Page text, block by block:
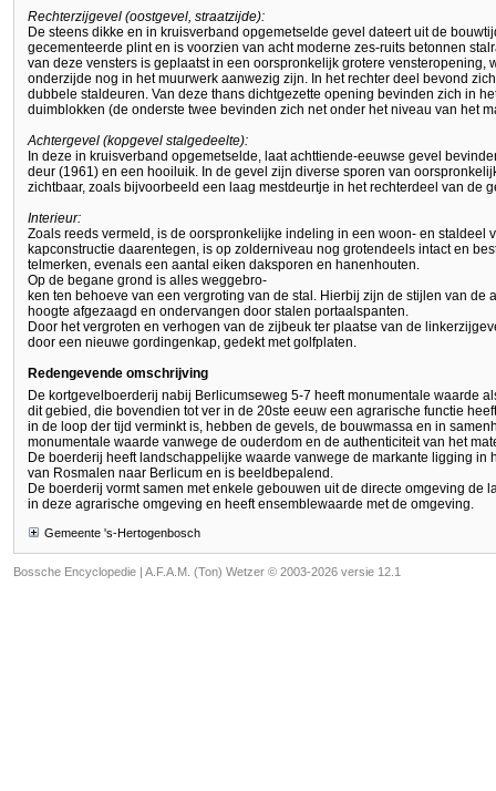
Rechterzijgevel (oostgevel, straatzijde):
De steens dikke en in kruisverband opgemetselde gevel dateert uit de
gecementeerde plint en is voorzien van acht moderne zes-ruits betonnen
van deze vensters is geplaatst in een oorspronkelijk grotere vensteropening,
onderzijde nog in het muurwerk aanwezig zijn. In het rechter deel bevond
dubbele staldeuren. Van deze thans dichtgezette opening bevinden zich in
duimblokken (de onderste twee bevinden zich net onder het niveau van het
Achtergevel (kopgevel stalgedeelte):
In deze in kruisverband opgemetselde, laat achttiende-eeuwse gevel
deur (1961) en een hooiluik. In de gevel zijn diverse sporen van
zichtbaar, zoals bijvoorbeeld een laag mestdeurtje in het rechterdeel van de
Interieur:
Zoals reeds vermeld, is de oorspronkelijke indeling in een woon- en staldeel
kapconstructie daarentegen, is op zolderniveau nog grotendeels intact en
telmerken, evenals een aantal eiken daksporen en hanenhouten.
Op de begane grond is alles weggebro-
ken ten behoeve van een vergroting van de stal. Hierbij zijn de stijlen van de
hoogte afgezaagd en ondervangen door stalen portaalspanten.
Door het vergroten en verhogen van de zijbeuk ter plaatse van de
door een nieuwe gordingenkap, gedekt met golfplaten.
Redengevende omschrijving
De kortgevelboerderij nabij Berlicumseweg 5-7 heeft monumentale waarde
dit gebied, die bovendien tot ver in de 20ste eeuw een agrarische functie
in de loop der tijd verminkt is, hebben de gevels, de bouwmassa en in
monumentale waarde vanwege de ouderdom en de authenticiteit van het
De boerderij heeft landschappelijke waarde vanwege de markante ligging in
van Rosmalen naar Berlicum en is beeldbepalend.
De boerderij vormt samen met enkele gebouwen uit de directe omgeving de
in deze agrarische omgeving en heeft ensemblewaarde met de omgeving.
Gemeente 's-Hertogenbosch
Bossche Encyclopedie | A.F.A.M. (Ton) Wetzer © 2003-2026 versie 12.1